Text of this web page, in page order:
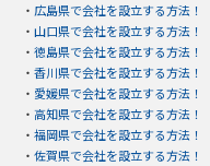
・ 広島県で会社を設立する方法！
・ 山口県で会社を設立する方法！
・ 徳島県で会社を設立する方法！
・ 香川県で会社を設立する方法！
・ 愛媛県で会社を設立する方法！
・ 高知県で会社を設立する方法！
・ 福岡県で会社を設立する方法！
・ 佐賀県で会社を設立する方法！